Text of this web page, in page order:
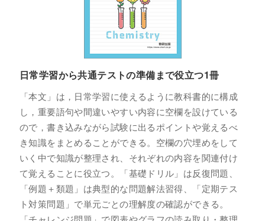
日常学習から共通テストの準備まで役立つ1冊
「本文」は，日常学習に使えるように教科書的に構成
し，重要語句や間違いやすい内容に空欄を設けている
ので，書き込みながら試験に出るポイントや覚えるべ
き知識をまとめることができる。空欄の穴埋めをして
いく中で知識が整理され、それぞれの内容を関連付け
て覚えることに役立つ。「基礎ドリル」は反復問題、
「例題＋類題」は典型的な問題解法習得、「定期テス
ト対策問題」で単元ごとの理解度の確認ができる。